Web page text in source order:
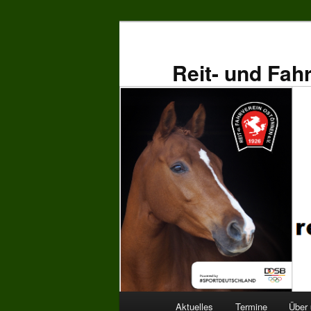
Reit- und
Aktuelles Termine Über